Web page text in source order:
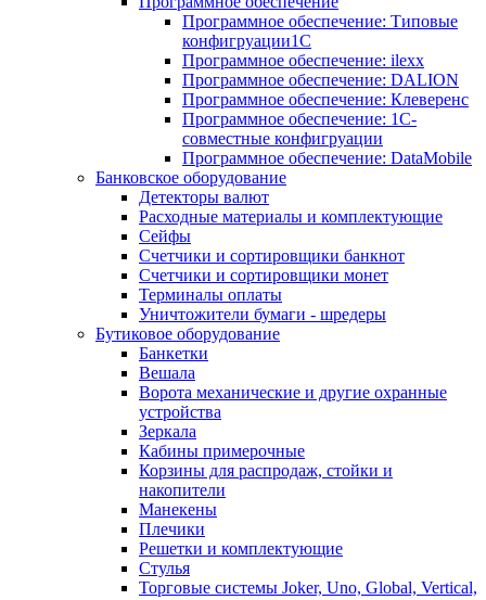
Программное обеспечение: Типовые
конфигруации1С
Программное обеспечение: ilexx
Программное обеспечение: DALION
Программное обеспечение: Клеверенс
Программное обеспечение: 1С-
совместные конфигруации
Программное обеспечение: DataMobile
Банковское оборудование
Детекторы валют
Расходные материалы и комплектующие
Сейфы
Счетчики и сортировщики банкнот
Счетчики и сортировщики монет
Терминалы оплаты
Уничтожители бумаги - шредеры
Бутиковое оборудование
Банкетки
Вешала
Ворота механические и другие охранные
устройства
Зеркала
Кабины примерочные
Корзины для распродаж, стойки и
накопители
Манекены
Плечики
Решетки и комплектующие
Стулья
Торговые системы Joker, Uno, Global, Vertical,